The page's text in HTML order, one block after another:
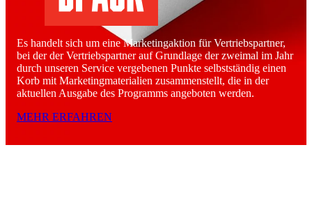
Es handelt sich um eine Marketingaktion für Vertriebspartner,
bei der der Vertriebspartner auf Grundlage der zweimal im Jahr
durch unseren Service vergebenen Punkte selbstständig einen
Korb mit Marketingmaterialien zusammenstellt, die in der
aktuellen Ausgabe des Programms angeboten werden.
MEHR ERFAHREN